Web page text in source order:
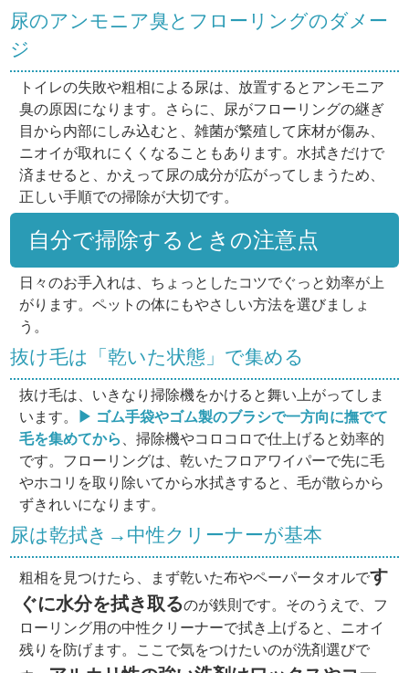
尿のアンモニア臭とフローリングのダメー
ジ
トイレの失敗や粗相による尿は、放置するとアンモニア
臭の原因になります。さらに、尿がフローリングの継ぎ
目から内部にしみ込むと、雑菌が繁殖して床材が傷み、
ニオイが取れにくくなることもあります。水拭きだけで
済ませると、かえって尿の成分が広がってしまうため、
正しい手順での掃除が大切です。
自分で掃除するときの注意点
日々のお手入れは、ちょっとしたコツでぐっと効率が上
がります。ペットの体にもやさしい方法を選びましょ
う。
抜け毛は「乾いた状態」で集める
抜け毛は、いきなり掃除機をかけると舞い上がってしま
います。
▶ ゴム手袋やゴム製のブラシで一方向に撫でて
毛を集めてから
、掃除機やコロコロで仕上げると効率的
です。フローリングは、乾いたフロアワイパーで先に毛
やホコリを取り除いてから水拭きすると、毛が散らから
ずきれいになります。
尿は乾拭き→中性クリーナーが基本
粗相を見つけたら、まず乾いた布やペーパータオルです
ぐに水分を拭き取るのが鉄則です。そのうえで、フ
ローリング用の中性クリーナーで拭き上げると、ニオイ
残りを防げます。ここで気をつけたいのが洗剤選びで